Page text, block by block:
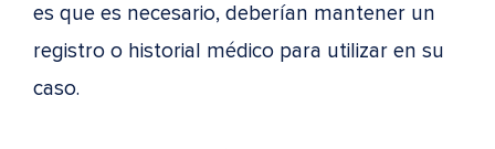
es que es necesario, deberían mantener un
registro o historial médico para utilizar en su
caso.